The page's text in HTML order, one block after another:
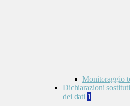
Monitoraggio
Dichiarazioni
dei dati 1